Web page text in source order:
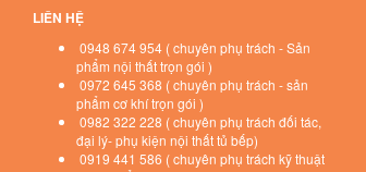
LIÊN HỆ
0948 674 954 ( chuyên phụ trách - Sản
phẩm nội thất trọn gói )
0972 645 368 ( chuyên phụ trách - sản
phẩm cơ khí trọn gói )
0982 322 228 ( chuyên phụ trách đối tác,
đại lý- phụ kiện nội thất tủ bếp)
0919 441 586 ( chuyên phụ trách kỹ thuật